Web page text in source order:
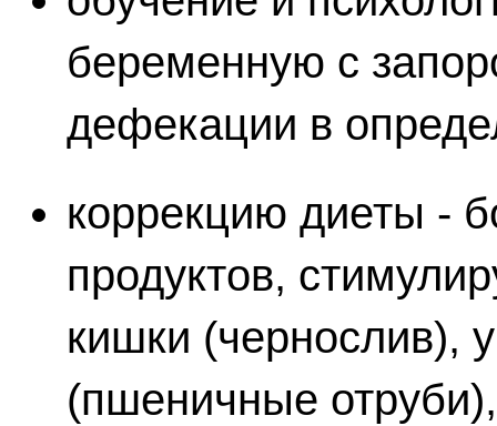
беременную с
дефекации в
коррекцию диеты -
продуктов,
кишки (чернослив),
(пшеничные